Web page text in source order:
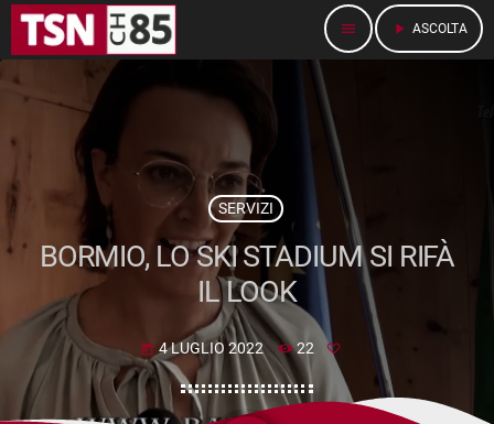
menu play_arrow ASCOLTA
SERVIZI
BORMIO, LO SKI STADIUM SI RIFÀ
IL LOOK
today 4 LUGLIO 2022 22